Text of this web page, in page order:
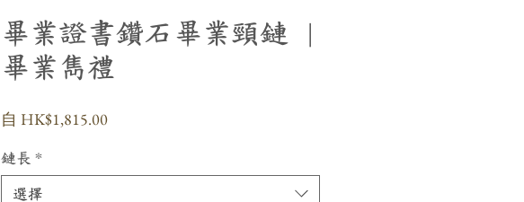
畢業證書鑽石畢業頸鏈 |
畢業雋禮
自 HK$1,815.00促
格
鏈長 *
選擇